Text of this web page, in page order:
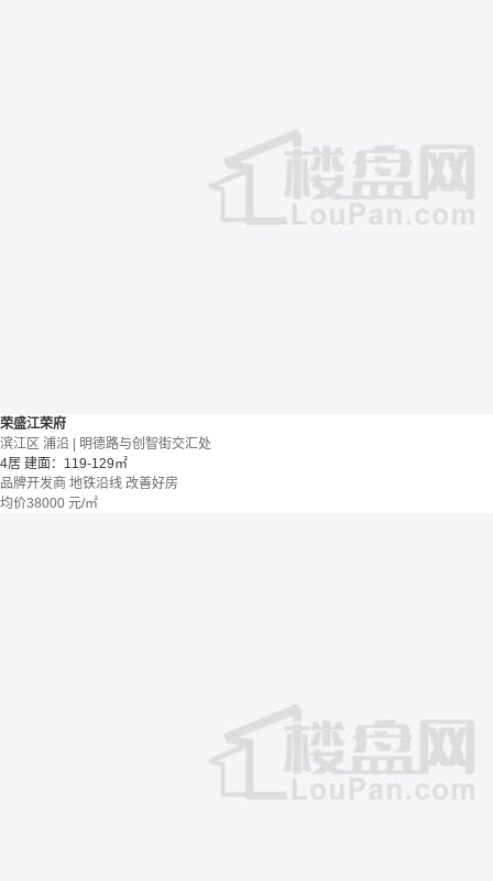
荣盛江荣府
滨江区 浦沿 | 明德路与创智街交汇处
4居 建面：119-129㎡
品牌开发商 地铁沿线 改善好房
均价38000 元/㎡